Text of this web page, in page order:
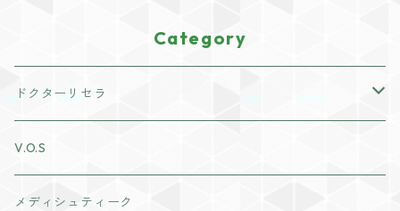
Category
ドクターリセラ
アクアヴィーナススキンケア
クレンジング・洗顔
ナチュリスティーアクレス
V.O.S
メディシュティーク